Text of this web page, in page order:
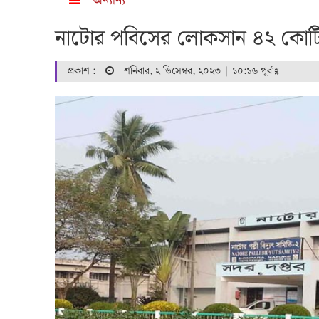
নাটোর পবিসের লোকসান ৪২
প্রকাশ : শনিবার, ২ ডিসেম্বর, ২০২৩ | ১০:১৬ পূর্বাহ্ণ